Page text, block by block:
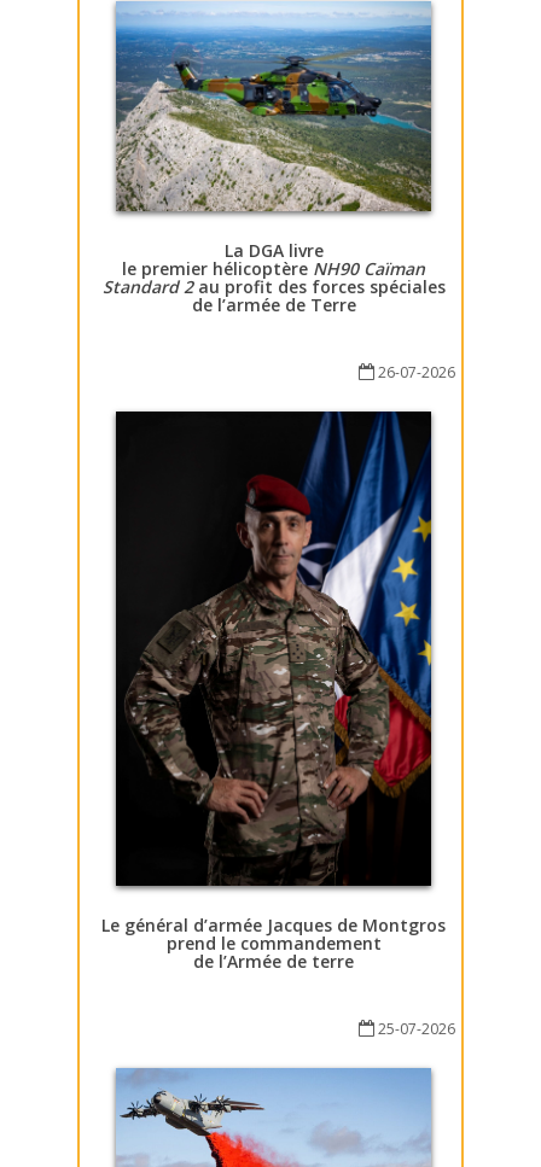
La DGA livre
le premier hélicoptère NH90 Caïman
Standard 2au profit des forces spéciales
de l’armée de Terre
26-07-2026
Le général d’armée Jacques de Montgros
prend le commandement
de l’Armée de terre
25-07-2026